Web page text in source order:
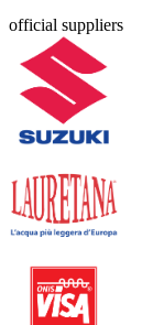
official suppliers